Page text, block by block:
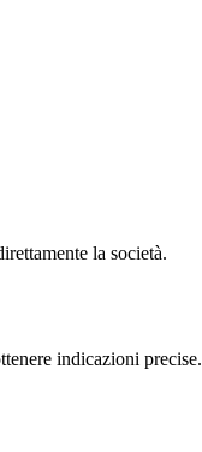
la società.
indicazioni precise.